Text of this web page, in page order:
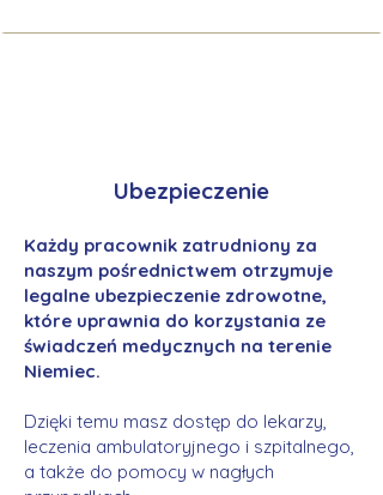
Ubezpieczenie
Każdy pracownik zatrudniony za
naszym pośrednictwem otrzymuje
legalne ubezpieczenie zdrowotne,
które uprawnia do korzystania ze
świadczeń medycznych na terenie
Niemiec.
Dzięki temu masz dostęp do lekarzy,
leczenia ambulatoryjnego i szpitalnego,
a także do pomocy w nagłych